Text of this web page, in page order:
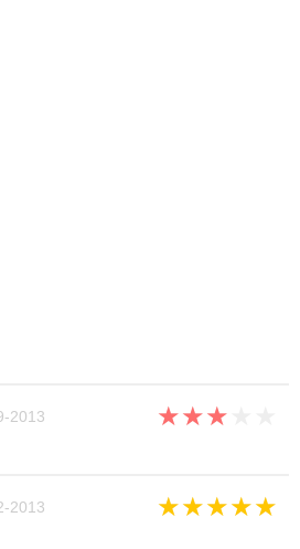
2013 ★★★
2013 ★★★★★